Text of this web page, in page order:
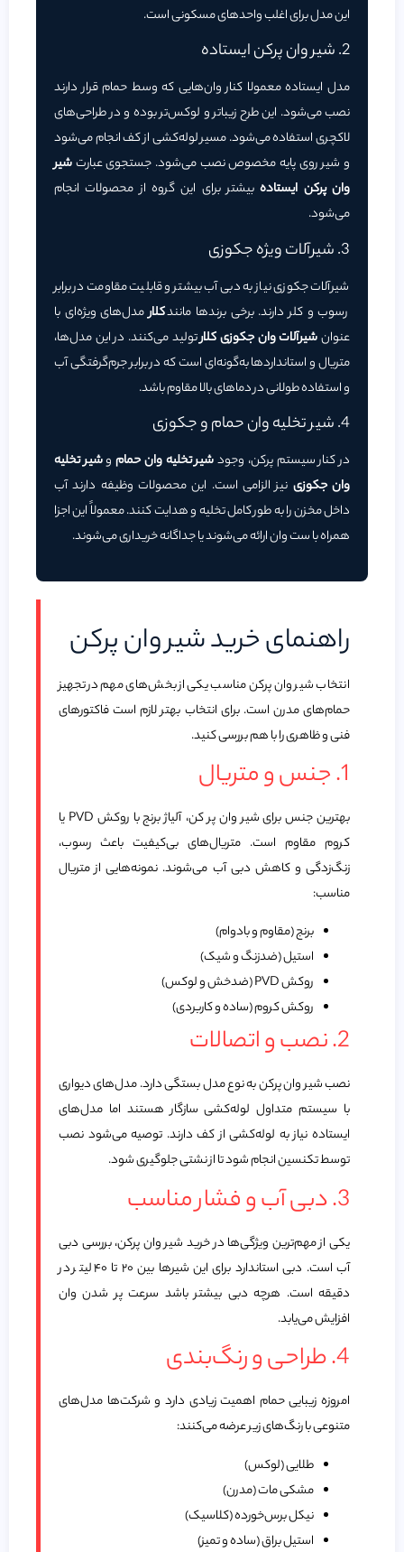
این مدل برای اغلب واحدهای مسکونی است.
2. شیر وان پرکن ایستاده
مدل ایستاده معمولا کنار وان‌هایی که وسط حمام قرار دارند
نصب می‌شود. این طرح زیباتر و لوکس‌تر بوده و در طراحی‌های
لاکچری استفاده می‌شود. مسیر لوله‌کشی از کف انجام می‌شود
و شیر روی پایه مخصوص نصب می‌شود. جستجوی عبارتشیر
وان پرکن ایستادهبیشتر برای این گروه از محصولات انجام
می‌شود.
3. شیرآلات ویژه جکوزی
شیرآلات جکوزی نیاز به دبی آب بیشتر و قابلیت مقاومت در برابر
رسوب و کلر دارند. برخی برندها مانندکلارمدل‌های ویژه‌ای با
عنوانشیرآلات وان جکوزی کلارتولید می‌کنند. در این مدل‌ها،
متریال و استانداردها به‌گونه‌ای است که در برابر جرم‌گرفتگی آب
و استفاده طولانی در دماهای بالا مقاوم باشد.
4. شیر تخلیه وان حمام و جکوزی
در کنار سیستم پرکن، وجودشیر تخلیه وان حماموشیر تخلیه
وان جکوزی نیز الزامی است. این محصولات وظیفه دارند آب
داخل مخزن را به طور کامل تخلیه و هدایت کنند. معمولاً این اجزا
همراه با ست وان ارائه می‌شوند یا جداگانه خریداری می‌شوند.
راهنمای خرید شیر وان پرکن
انتخاب شیر وان پرکن مناسب یکی از بخش‌های مهم در تجهیز
حمام‌های مدرن است. برای انتخاب بهتر لازم است فاکتورهای
فنی و ظاهری را با هم بررسی کنید.
1. جنس و متریال
بهترین جنس برای شیر وان پر کن، آلیاژ برنج با روکش PVD یا
کروم مقاوم است. متریال‌های بی‌کیفیت باعث رسوب،
زنگ‌زدگی و کاهش دبی آب می‌شوند. نمونه‌هایی از متریال
مناسب:
برنج (مقاوم و بادوام)
استیل (ضدزنگ و شیک)
روکش PVD (ضدخش و لوکس)
روکش کروم (ساده و کاربردی)
2. نصب و اتصالات
نصب شیر وان پرکن به نوع مدل بستگی دارد. مدل‌های دیواری
با سیستم متداول لوله‌کشی سازگار هستند اما مدل‌های
ایستاده نیاز به لوله‌کشی از کف دارند. توصیه می‌شود نصب
توسط تکنسین انجام شود تا از نشتی جلوگیری شود.
3. دبی آب و فشار مناسب
یکی از مهم‌ترین ویژگی‌ها در خرید شیر وان پرکن، بررسی دبی
آب است. دبی استاندارد برای این شیرها بین ۲۰ تا ۴۰ لیتر در
دقیقه است. هرچه دبی بیشتر باشد سرعت پر شدن وان
افزایش می‌یابد.
4. طراحی و رنگ‌بندی
امروزه زیبایی حمام اهمیت زیادی دارد و شرکت‌ها مدل‌های
متنوعی با رنگ‌های زیر عرضه می‌کنند:
طلایی (لوکس)
مشکی مات (مدرن)
نیکل برس‌خورده (کلاسیک)
استیل براق (ساده و تمیز)